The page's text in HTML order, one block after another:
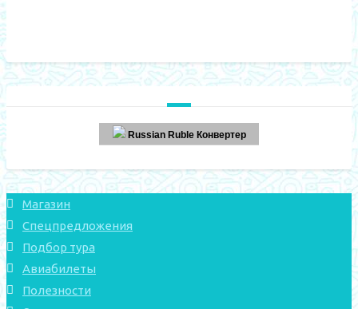
Russian Ruble Конвертер
Магазин
Спецпредложения
Подбор тура
Авиабилеты
Полезности